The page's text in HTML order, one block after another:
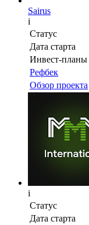
Sairus
i
Статус
Дата старта
Инвест-планы
Рефбек
Обзор проекта
i
Статус
Дата старта